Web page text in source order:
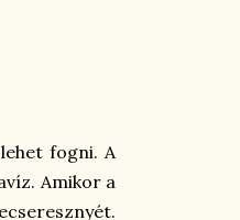
fogni. A
Amikor a